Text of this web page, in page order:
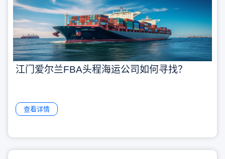
江门爱尔兰FBA头程海运公司如何寻找？
查看详情